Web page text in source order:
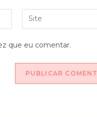
que eu comentar.